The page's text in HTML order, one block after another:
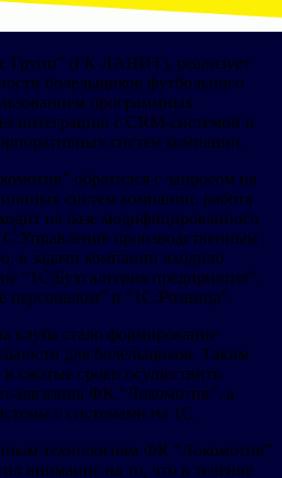
Групп” (ГК ЛАНИТ), реализует
болельщиков футбольного
программных
интеграцию с CRM-системой и
систем компании.
обратился с запросом на
систем компании, работа
на базе модифицированного
производственным
в задачи компании входило
“1С:Бухгалтерия предприятия”,
персоналом” и “1С:Розница”.
клуба стало формирование
для болельщиков. Таким
сжатые сроки осуществить
магазина ФК “Локомотив”, а
с системами на 1С.
технологиям ФК “Локомотив”
внимание на то, что в течение